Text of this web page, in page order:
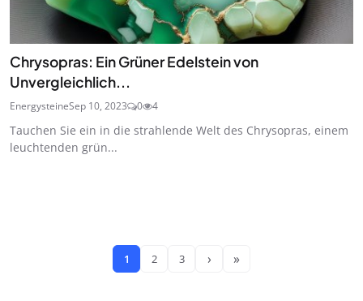
Chrysopras: Ein Grüner Edelstein von
Unvergleichlich...
EnergysteineSep 10, 2023 0 4
Tauchen Sie ein in die strahlende Welt des Chrysopras, einem
leuchtenden grün...
1 2 3 › »